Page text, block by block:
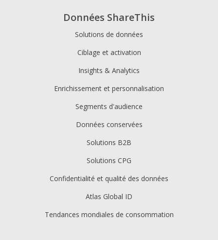
Données ShareThis
Solutions de données
Ciblage et activation
Insights & Analytics
Enrichissement et personnalisation
Segments d'audience
Données conservées
Solutions B2B
Solutions CPG
Confidentialité et qualité des données
Atlas Global ID
Tendances mondiales de consommation